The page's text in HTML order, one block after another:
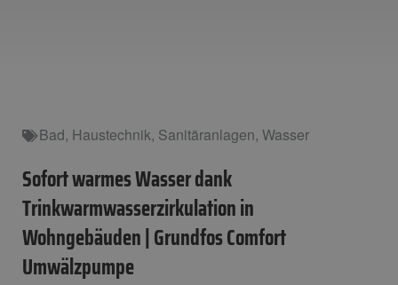
Bad, Haustechnik, Sanitäranlagen, Wasser
Sofort warmes Wasser dank
Trinkwarmwasserzirkulation in
Wohngebäuden | Grundfos Comfort
Umwälzpumpe